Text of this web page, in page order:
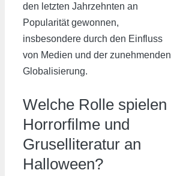
den letzten Jahrzehnten an
Popularität gewonnen,
insbesondere durch den Einfluss
von Medien und der zunehmenden
Globalisierung.
Welche Rolle spielen
Horrorfilme und
Gruselliteratur an
Halloween?